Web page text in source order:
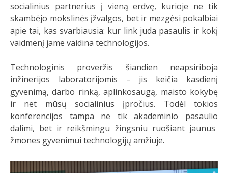
socialinius partnerius į vieną erdvę, kurioje ne tik
skambėjo mokslinės įžvalgos, bet ir mezgėsi pokalbiai
apie tai, kas svarbiausia: kur link juda pasaulis ir kokį
vaidmenį jame vaidina technologijos.
Technologinis proveržis šiandien neapsiriboja
inžinerijos laboratorijomis – jis keičia kasdienį
gyvenimą, darbo rinką, aplinkosaugą, maisto kokybę
ir net mūsų socialinius įpročius. Todėl tokios
konferencijos tampa ne tik akademinio pasaulio
dalimi, bet ir reikšmingu žingsniu ruošiant jaunus
žmones gyvenimui technologijų amžiuje.